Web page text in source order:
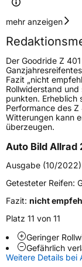
Lastindex107
Höchstlast975 kg
Gewicht (in kg)
FahrzeugtypPKW
Verwendung
Modellname
Z 401
FahrzeugartPKW
Weitere
mehr anzeigen
Der Goodride Z
Fazit „nicht
Rollwiderstand
punkten. Erheblich
Performance des
Witterungen kann
überzeugen.
Auto Bild Allrad
Ausgabe (10/2022)
Getesteter Reifen:
Fazit: nicht
Platz 11 von 11
Geringer
Gefährlich
Weitere Details bei